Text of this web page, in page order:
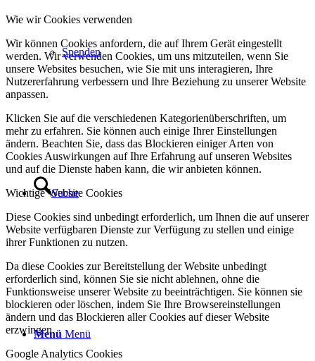
Spenden
Suche
Menü Menü
Wie wir Cookies verwenden
Wir können Cookies anfordern, die auf Ihrem Gerät eingestellt
werden. Wir verwenden Cookies, um uns mitzuteilen, wenn Sie
unsere Websites besuchen, wie Sie mit uns interagieren, Ihre
Nutzererfahrung verbessern und Ihre Beziehung zu unserer Website
anpassen.
Klicken Sie auf die verschiedenen Kategorienüberschriften, um
mehr zu erfahren. Sie können auch einige Ihrer Einstellungen
ändern. Beachten Sie, dass das Blockieren einiger Arten von
Cookies Auswirkungen auf Ihre Erfahrung auf unseren Websites
und auf die Dienste haben kann, die wir anbieten können.
Wichtige Website Cookies
Diese Cookies sind unbedingt erforderlich, um Ihnen die auf unserer
Website verfügbaren Dienste zur Verfügung zu stellen und einige
ihrer Funktionen zu nutzen.
Da diese Cookies zur Bereitstellung der Website unbedingt
erforderlich sind, können Sie sie nicht ablehnen, ohne die
Funktionsweise unserer Website zu beeinträchtigen. Sie können sie
blockieren oder löschen, indem Sie Ihre Browsereinstellungen
ändern und das Blockieren aller Cookies auf dieser Website
erzwingen.
Google Analytics Cookies